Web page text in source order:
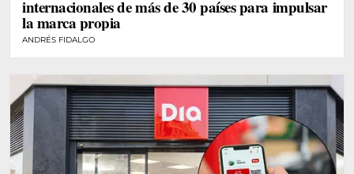
internacionales de más de 30 países para impulsar
la marca propia
ANDRÉS FIDALGO